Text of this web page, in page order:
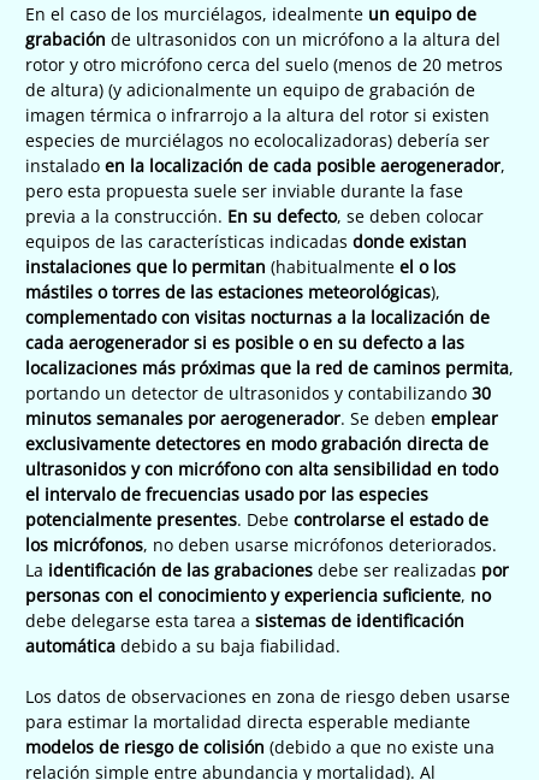
En el caso de los murciélagos, idealmente un equipo de
grabación de ultrasonidos con un micrófono a la altura del
rotor y otro micrófono cerca del suelo (menos de 20 metros
de altura) (y adicionalmente un equipo de grabación de
imagen térmica o infrarrojo a la altura del rotor si existen
especies de murciélagos no ecolocalizadoras) debería ser
instalado en la localización de cada posible aerogenerador,
pero esta propuesta suele ser inviable durante la fase
previa a la construcción. En su defecto, se deben colocar
equipos de las características indicadas donde existan
instalaciones que lo permitan (habitualmente el o los
mástiles o torres de las estaciones meteorológicas),
complementado con visitas nocturnas a la localización de
cada aerogenerador si es posible o en su defecto a las
localizaciones más próximas que la red de caminos permita,
portando un detector de ultrasonidos y contabilizando 30
minutos semanales por aerogenerador. Se deben emplear
exclusivamente detectores en modo grabación directa de
ultrasonidos y con micrófono con alta sensibilidad en todo
el intervalo de frecuencias usado por las especies
potencialmente presentes. Debe controlarse el estado de
los micrófonos, no deben usarse micrófonos deteriorados.
La identificación de las grabaciones debe ser realizadas por
personas con el conocimiento y experiencia suficiente, no
debe delegarse esta tarea a sistemas de identificación
automática debido a su baja fiabilidad.
Los datos de observaciones en zona de riesgo deben usarse
para estimar la mortalidad directa esperable mediante
modelos de riesgo de colisión (debido a que no existe una
relación simple entre abundancia y mortalidad). Al